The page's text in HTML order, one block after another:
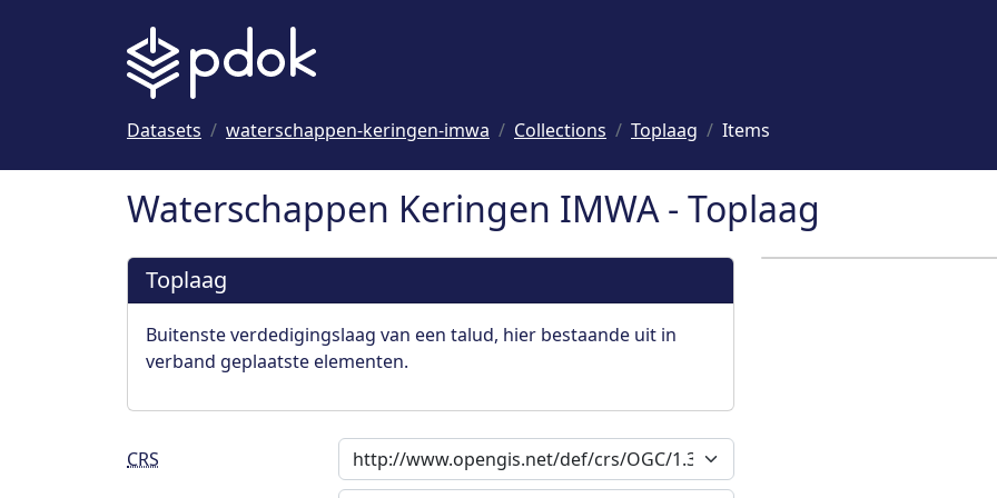
Datasets waterschappen-keringen-imwa Collections Toplaag Items
Waterschappen Keringen IMWA - Toplaag
Toplaag
Buitenste verdedigingslaag van een talud, hier bestaande uit in
verband geplaatste elementen.
CRS